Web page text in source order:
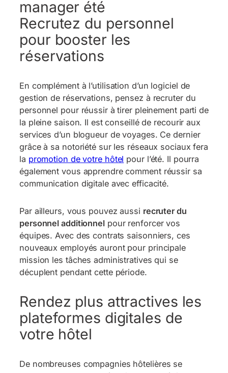
Recrutez du personnel
pour booster les
réservations
En complément à l’utilisation d’un logiciel de
gestion de réservations, pensez à recruter du
personnel pour réussir à tirer pleinement parti de
la pleine saison. Il est conseillé de recourir aux
services d’un blogueur de voyages. Ce dernier
grâce à sa notoriété sur les réseaux sociaux fera
la promotion de votre hôtel pour l’été. Il pourra
également vous apprendre comment réussir sa
communication digitale avec efficacité.
Par ailleurs, vous pouvez aussi recruter du
personnel additionnelpour renforcer vos
équipes. Avec des contrats saisonniers, ces
nouveaux employés auront pour principale
mission les tâches administratives qui se
décuplent pendant cette période.
Rendez plus attractives les
plateformes digitales de
votre hôtel
De nombreuses compagnies hôtelières se